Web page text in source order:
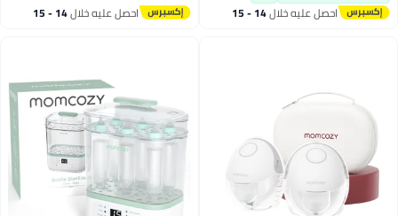
احصل عليه خلال 14 - 15 احصل عليه خلال 14 - 15